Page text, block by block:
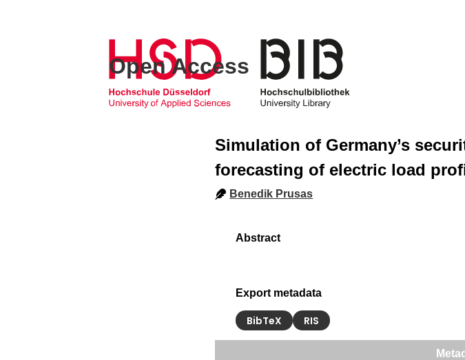
Open Access
Simulation of Germany’s
forecasting of electric load
Benedik Prusas
Export metadata
BibTeX RIS